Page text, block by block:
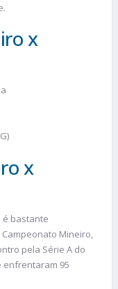
x
x
é bastante
Mineiro,
pela Série A do
enfrentaram 95